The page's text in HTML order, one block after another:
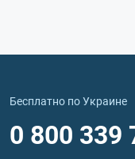
Бесплатно по Украине
0 800 339